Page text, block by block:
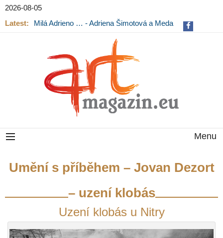
2026-08-05
Latest:
Milá Adrieno … - Adriena Šimotová a Meda
Menu
Umění s příběhem – Jovan Dezort
– uzení klobás
Uzení klobás u Nitry